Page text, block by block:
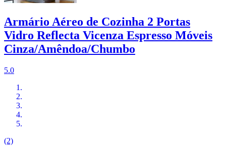
Armário Aéreo de Cozinha 2 Portas
Vidro Reflecta Vicenza Espresso Móveis
Cinza/Amêndoa/Chumbo
5.0
(2)